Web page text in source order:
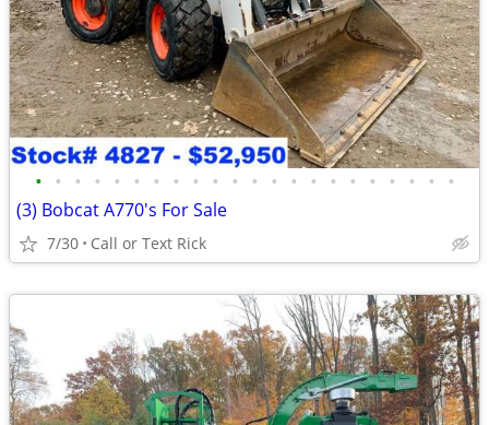
• • • • • • • • • • • • • • • • • • • • • •
(3) Bobcat A770's For Sale
7/30 Call or Text Rick